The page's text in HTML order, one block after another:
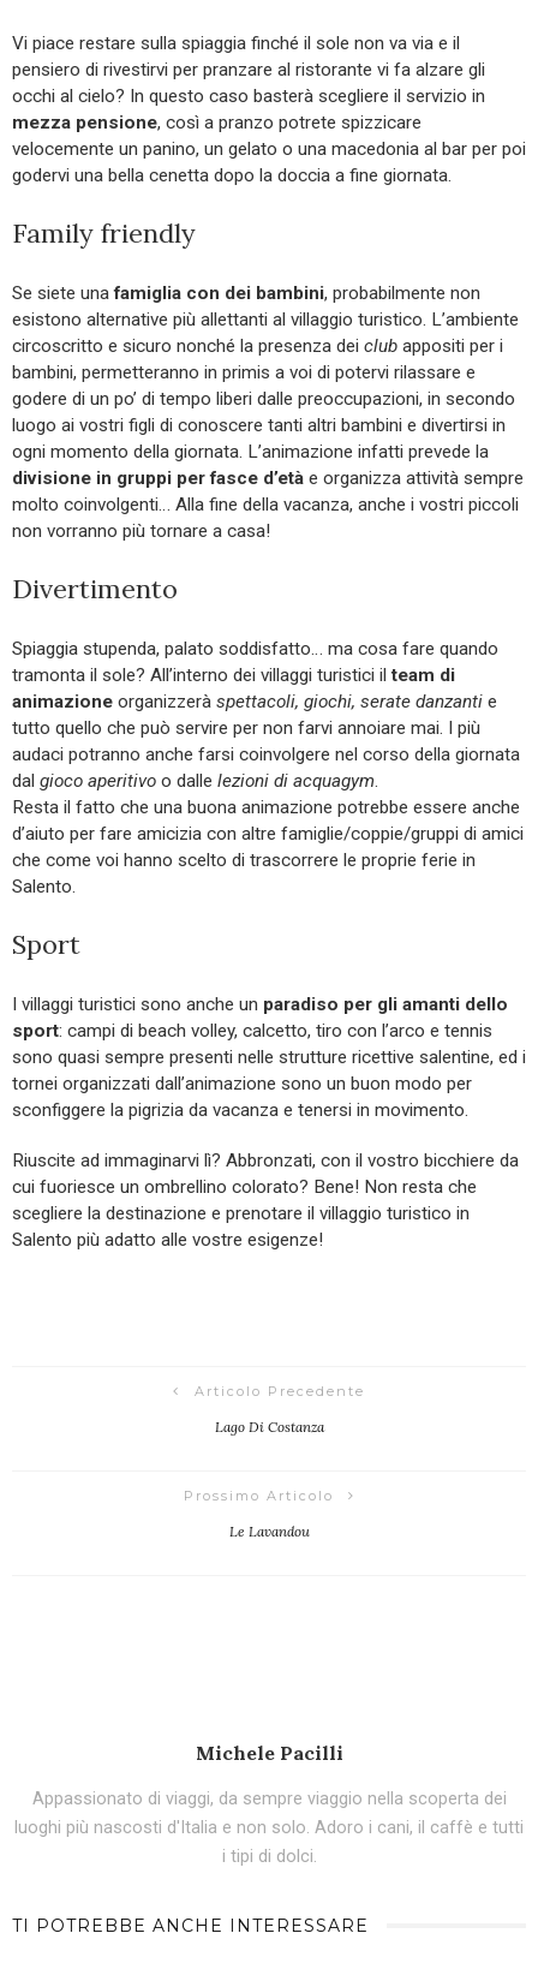
Vi piace restare sulla spiaggia finché il sole non va via e il
pensiero di rivestirvi per pranzare al ristorante vi fa alzare gli
occhi al cielo? In questo caso basterà scegliere il servizio in
mezza pensione, così a pranzo potrete spizzicare
velocemente un panino, un gelato o una macedonia al bar per poi
godervi una bella cenetta dopo la doccia a fine giornata.
Family friendly
Se siete unafamiglia con dei bambini, probabilmente non
esistono alternative più allettanti al villaggio turistico. L’ambiente
circoscritto e sicuro nonché la presenza dei club appositi per i
bambini, permetteranno in primis a voi di potervi rilassare e
godere di un po’ di tempo liberi dalle preoccupazioni, in secondo
luogo ai vostri figli di conoscere tanti altri bambini e divertirsi in
ogni momento della giornata. L’animazione infatti prevede la
divisione in gruppi per fasce d’età e organizza attività sempre
molto coinvolgenti… Alla fine della vacanza, anche i vostri piccoli
non vorranno più tornare a casa!
Divertimento
Spiaggia stupenda, palato soddisfatto… ma cosa fare quando
tramonta il sole? All’interno dei villaggi turistici ilteam di
animazione organizzerà spettacoli, giochi, serate danzanti e
tutto quello che può servire per non farvi annoiare mai. I più
audaci potranno anche farsi coinvolgere nel corso della giornata
dal gioco aperitivo o dalle lezioni di acquagym.
Resta il fatto che una buona animazione potrebbe essere anche
d’aiuto per fare amicizia con altre famiglie/coppie/gruppi di amici
che come voi hanno scelto di trascorrere le proprie ferie in
Salento.
Sport
I villaggi turistici sono anche un paradiso per gli amanti dello
sport: campi di beach volley, calcetto, tiro con l’arco e tennis
sono quasi sempre presenti nelle strutture ricettive salentine, ed i
tornei organizzati dall’animazione sono un buon modo per
sconfiggere la pigrizia da vacanza e tenersi in movimento.
Riuscite ad immaginarvi lì? Abbronzati, con il vostro bicchiere da
cui fuoriesce un ombrellino colorato? Bene! Non resta che
scegliere la destinazione e prenotare il villaggio turistico in
Salento più adatto alle vostre esigenze!
Articolo Precedente
Lago Di Costanza
Prossimo Articolo
Le Lavandou
Michele Pacilli
Appassionato di viaggi, da sempre viaggio nella scoperta dei
luoghi più nascosti d'Italia e non solo. Adoro i cani, il caffè e tutti
i tipi di dolci.
TI POTREBBE ANCHE INTERESSARE